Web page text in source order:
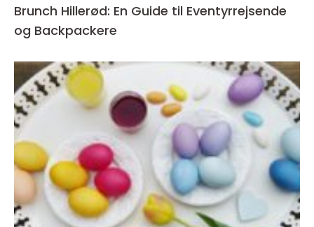
Brunch Hillerød: En Guide til Eventyrrejsende
og Backpackere